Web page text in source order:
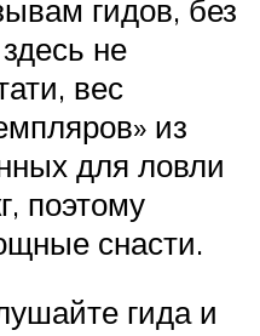
гидов, без
не
вес
из
для ловли
поэтому
снасти.
гида и